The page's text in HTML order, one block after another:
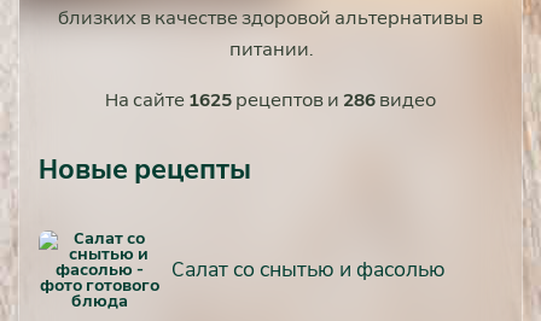
близких в качестве здоровой альтернативы в
питании.
На сайте 1625 рецептов и 286 видео
Новые рецепты
Салат со снытью и фасолью